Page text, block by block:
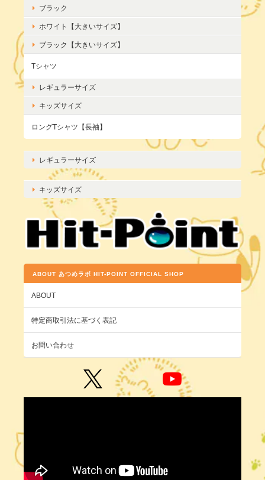
ブラック
ホワイト【大きいサイズ】
ブラック【大きいサイズ】
Tシャツ
レギュラーサイズ
キッズサイズ
ロングTシャツ【長袖】
レギュラーサイズ
キッズサイズ
ABOUT あつめラボ HIT-POINT OFFICIAL SHOP
ABOUT
特定商取引法に基づく表記
お問い合わせ